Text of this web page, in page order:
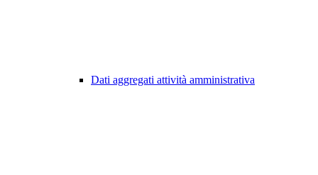
Dati aggregati attività amministrativa